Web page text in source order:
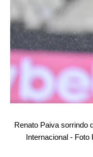
Renato Paiva sorrindo
Internacional - Foto